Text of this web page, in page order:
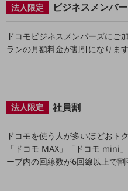
DXに関する課題を解決する
カテゴリーで探す
カテゴリーで探すTOP
電話・映像コミュニケーション
セキュリティ
法人限定 ビジネスメンバ
ドコモビジネスメンバーズにご
ランの月額料金が割引になります
法人限定 社員割
ドコモを使う人が多いほどおト
「ドコモ MAX」「ドコモ mini
ープ内の回線数が6回線以上で割